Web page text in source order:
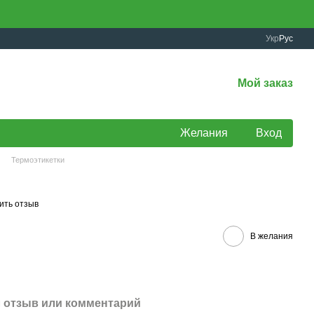
Укр Рус
Мой заказ
Желания Вход
Термоэтикетки
отзыв
В желания
или комментарий